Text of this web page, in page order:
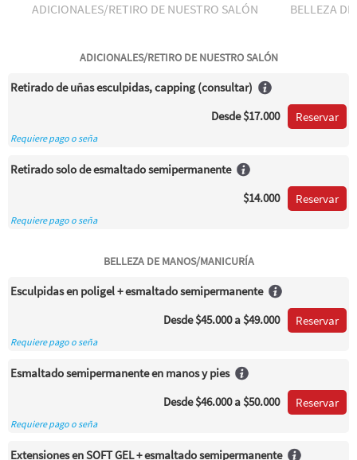
ADICIONALES/RETIRO DE NUESTRO SALÓN BELLEZA
ADICIONALES/RETIRO DE NUESTRO SALÓN
Retirado de uñas esculpidas, capping (consultar)
Desde$17.000 Reservar
Requiere pago o seña
Retirado solo de esmaltado semipermanente
$14.000
Reservar
Requiere pago o seña
BELLEZA DE MANOS/MANICURÍA
Esculpidas en poligel + esmaltado semipermanente
Desde$45.000a $49.000 Reservar
Requiere pago o seña
Esmaltado semipermanente en manos y pies
Desde$46.000a $50.000 Reservar
Requiere pago o seña
Extensiones en SOFT GEL + esmaltado semipermanente